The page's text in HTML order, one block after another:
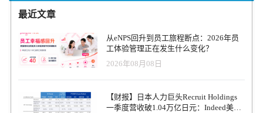
最近文章
从eNPS回升到员工旅程断点：2026年员
工体验管理正在发生什么变化？
2026年08月08日
【财报】日本人力巨头Recruit Holdings
一季度营收破1.04万亿日元：Indeed美国